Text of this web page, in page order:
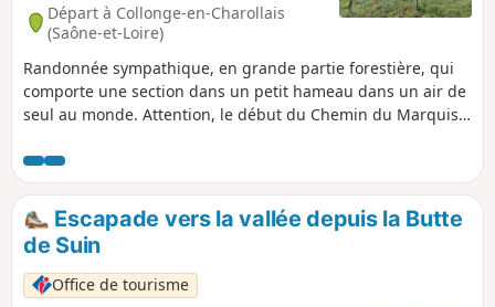
Départ à Collonge-en-Charollais
(Saône-et-Loire)
Randonnée sympathique, en grande partie forestière, qui
comporte une section dans un petit hameau dans un air de
seul au monde. Attention, le début du Chemin du Marquis
d'accès à une certaine période, généralement au printemps
quand les herbes non pas été fauchées.
Escapade vers la vallée depuis la Butte
de Suin
Office de tourisme